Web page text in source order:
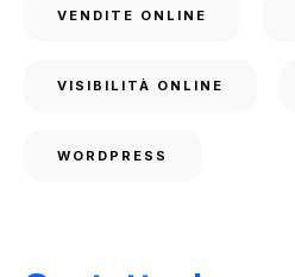
VENDITE ONLINE
VISIBILITÀ ONLINE
WORDPRESS